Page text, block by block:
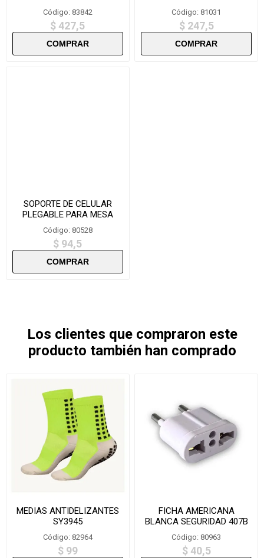
MESA -ZMD13
Código: 83842
$ 427,5
MONITOR O MESA
Código: 81031
$ 247,5
SOPORTE DE CELULAR
PLEGABLE PARA MESA
LELONG E5660/LE210
Código: 80528
$ 94,5
Los clientes que compraron este
producto también han comprado
MEDIAS ANTIDELIZANTES
SY3945
Código: 82964
$ 99
FICHA AMERICANA
BLANCA SEGURIDAD 407B
Código: 80963
$ 40,5